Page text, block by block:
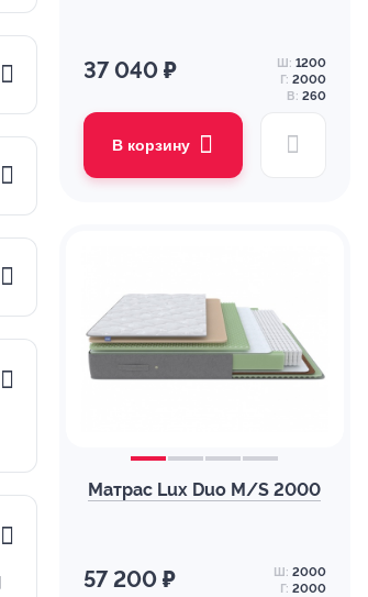
37 040 ₽ Ш: 1200
Г: 2000
В: 260
В корзину
Матрас Lux Duo M/S 2000
57 200 ₽ Ш: 2000
Г: 2000